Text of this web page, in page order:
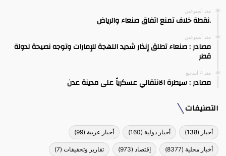
منذ أسبوعين
.نقطة خلاف تمنع اتفاق صنعاء والرياض
منذ أسبوعين
مصادر : صنعاء تطلق إنذار شديد اللهجة للإمارات وتوجه نصيحة لدولة
قطر
منذ 4 أسابيع
مصادر : سيطرة الانتقالي عسكرياً على مدينة عدن
التصنيفات
أخبار (138) أخبار دولية (160) أخبار عربية (99)
أخبار محلية (8377) إقتصاد (973) تقارير وتحقيقات (7)